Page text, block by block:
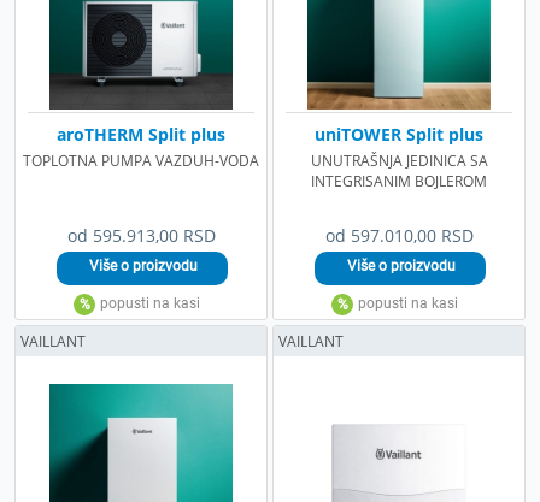
od 595.913,00 RSD
aroTHERM Split plus
TOPLOTNA PUMPA VAZDUH-VODA
od 597.010,00 RSD
uniTOWER Split plus
UNUTRAŠNJA JEDINICA SA
INTEGRISANIM BOJLEROM
VAILLANT VAILLANT